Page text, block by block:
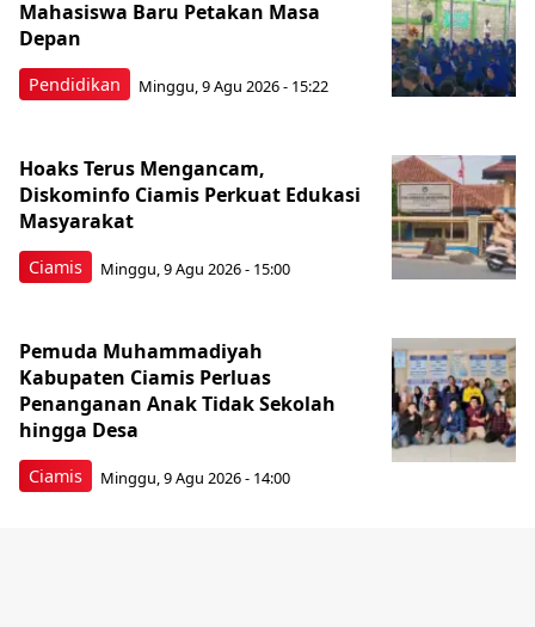
Pendidikan
Mahasiswa Baru Petakan Masa
Depan
Minggu, 9 Agu 2026 - 15:22
Ciamis
Hoaks Terus Mengancam,
Diskominfo Ciamis Perkuat Edukasi
Masyarakat
Minggu, 9 Agu 2026 - 15:00
Ciamis
Pemuda Muhammadiyah
Kabupaten Ciamis Perluas
Penanganan Anak Tidak Sekolah
hingga Desa
Minggu, 9 Agu 2026 - 14:00